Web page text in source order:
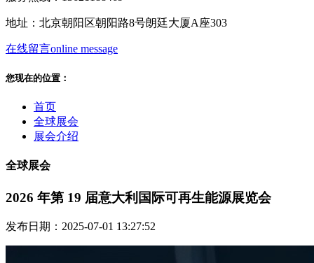
地址：北京朝阳区朝阳路8号朗廷大厦A座303
在线留言online message
您现在的位置：
首页
全球展会
展会介绍
全球展会
2026 年第 19 届意大利国际可再生能源展览会
发布日期：2025-07-01 13:27:52